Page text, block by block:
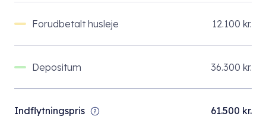
Forudbetalt husleje 12.100 kr.
Depositum 36.300 kr.
Indflytningspris 61.500 kr.